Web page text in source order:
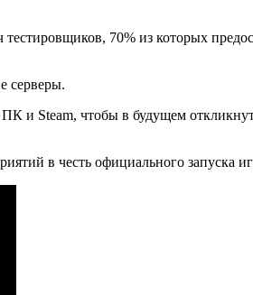
70% из которых
серверы.
и Steam, чтобы в будущем
в честь официального запуска